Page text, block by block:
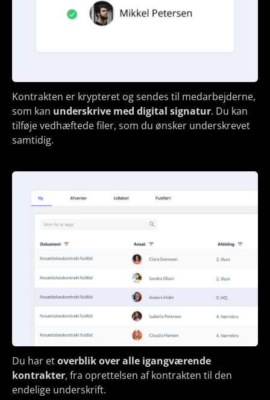
Kontrakten er krypteret og sendes til medarbejderne,
som kan underskrive med digital signatur. Du kan
tilføje vedhæftede filer, som du ønsker underskrevet
samtidig.
Du har etoverblik over alle igangværende
kontrakter, fra oprettelsen af kontrakten til den
endelige underskrift.